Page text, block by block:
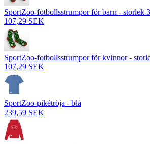
SportZoo-fotbollsstrumpor för barn - storlek
107,29 SEK
SportZoo-fotbollsstrumpor för kvinnor -
107,29 SEK
SportZoo-pikétröja - blå
239,59 SEK